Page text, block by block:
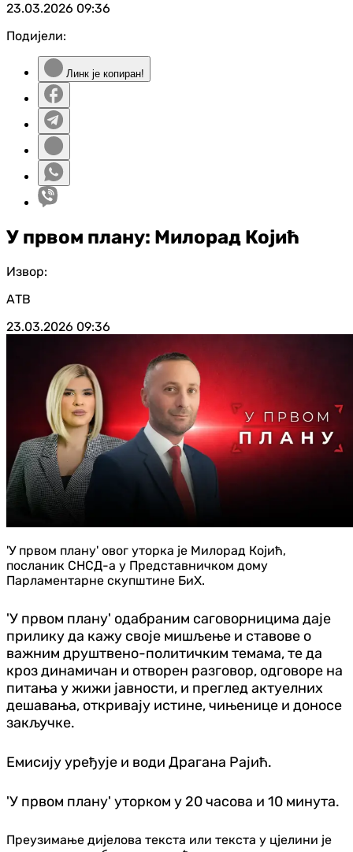
23.03.2026 09:36
Подијели:
Линк је копиран!
У првом плану: Милорад Којић
Извор:
АТВ
23.03.2026 09:36
'У првом плану' овог уторка је Милорад Којић,
посланик СНСД-а у Представничком дому
Парламентарне скупштине БиХ.
'У првом плану' одабраним саговорницима даје
прилику да кажу своје мишљење и ставове о
важним друштвено-политичким темама, те да
кроз динамичан и отворен разговор, одговоре на
питања у жижи јавности, и преглед актуелних
дешавања, откривају истине, чињенице и доносе
закључке.
Емисију уређује и води Драгана Рајић.
'У првом плану' уторком у 20 часова и 10 минута.
Преузимање дијелова текста или текста у цјелини је